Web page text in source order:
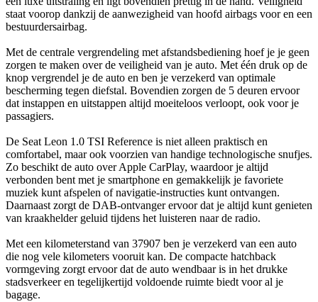
staat voorop dankzij de aanwezigheid van hoofd airbags voor en een
bestuurdersairbag.
Met de centrale vergrendeling met afstandsbediening hoef je je geen
zorgen te maken over de veiligheid van je auto. Met één druk op de
knop vergrendel je de auto en ben je verzekerd van optimale
bescherming tegen diefstal. Bovendien zorgen de 5 deuren ervoor
dat instappen en uitstappen altijd moeiteloos verloopt, ook voor je
passagiers.
De Seat Leon 1.0 TSI Reference is niet alleen praktisch en
comfortabel, maar ook voorzien van handige technologische snufjes.
Zo beschikt de auto over Apple CarPlay, waardoor je altijd
verbonden bent met je smartphone en gemakkelijk je favoriete
muziek kunt afspelen of navigatie-instructies kunt ontvangen.
Daarnaast zorgt de DAB-ontvanger ervoor dat je altijd kunt genieten
van kraakhelder geluid tijdens het luisteren naar de radio.
Met een kilometerstand van 37907 ben je verzekerd van een auto
die nog vele kilometers vooruit kan. De compacte hatchback
vormgeving zorgt ervoor dat de auto wendbaar is in het drukke
stadsverkeer en tegelijkertijd voldoende ruimte biedt voor al je
bagage.